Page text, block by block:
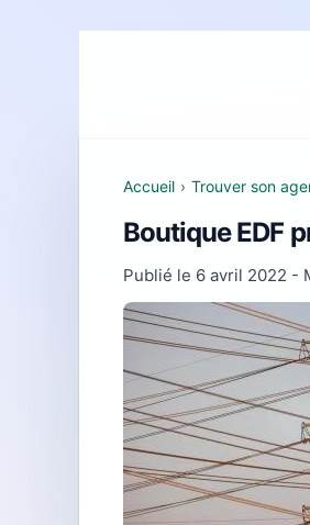
Accueil › Trouver son
Boutique EDF
Publié le 6 avril 2022 -